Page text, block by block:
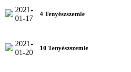
2021-
01-17
4 Tenyészszemle
2021-
01-20
10 Tenyészszemle